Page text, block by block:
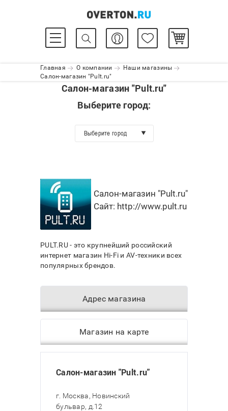
Главная О компании
Наши магазины
Салон-магазин "Pult.ru"
Салон-магазин "Pult.ru"
Выберите город:
Выберите город
Салон-магазин "Pult.ru"
Сайт: http://www.pult.ru
PULT.RU - это крупнейший российский
интернет магазин Hi-Fi и AV-техники всех
популярных брендов.
Адрес магазина
Магазин на карте
Салон-магазин "Pult.ru"
г. Москва, Новинский
бульвар, д.12